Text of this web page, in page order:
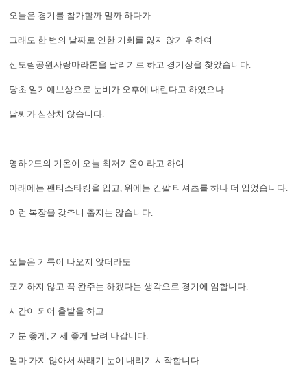
오늘은 경기를 참가할까 말까 하다가
그래도 한 번의 날짜로 인한 기회를 잃지 않기 위하여
신도림공원사랑마라톤을 달리기로 하고 경기장을 찾았습니다.
당초 일기예보상으로 눈비가 오후에 내린다고 하였으나
날씨가 심상치 않습니다.
영하 2도의 기온이 오늘 최저기온이라고 하여
아래에는 팬티스타킹을 입고, 위에는 긴팔 티셔츠를 하나 더 입었습니다.
이런 복장을 갖추니 춥지는 않습니다.
오늘은 기록이 나오지 않더라도
포기하지 않고 꼭 완주는 하겠다는 생각으로 경기에 임합니다.
시간이 되어 출발을 하고
기분 좋게, 기세 좋게 달려 나갑니다.
얼마 가지 않아서 싸래기 눈이 내리기 시작합니다.